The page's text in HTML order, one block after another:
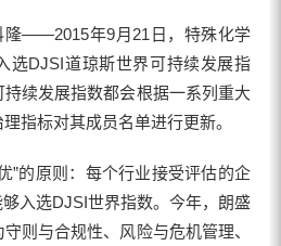
——2015年9月21日，特殊化学
选DJSI道琼斯世界可持续发展指
续发展指数都会根据一系列重大
指标对其成员名单进行更新。
的原则：每个行业接受评估的企
入选DJSI世界指数。今年，朗盛
则与合规性、风险与危机管理、